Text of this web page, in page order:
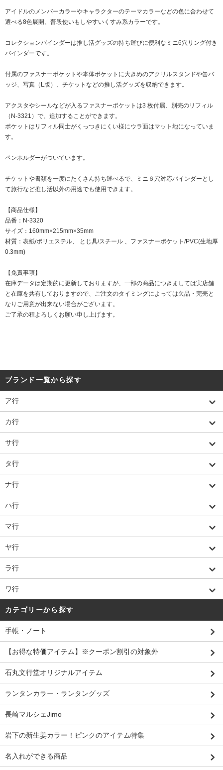
アイドルのメンバーカラーやキャラクターのテーマカラーなどの色に合わせて
選べる8色展開、普段使いもしやすいくすみ系カラーです。
コレクションバインダーは推し活グッズの持ち運びに便利なミニ6穴リング付き
バインダーです。
付属のファスナーポケットや本体ポケットに大きめのアクリルスタンドや缶バ
ッジ、写真（L版）、チケットなどの推し活グッズを収納できます。
アクスタやシールなどが入るファスナーポケットは3 枚付属、別売のリフィル
（N-3321）で、追加することができます。
ポケットはリフィル同士がくっつきにくい様にウラ面はマット地になっていま
す。
ペンホルダーがついています。
チケットや書類を一度にたくさん持ち運べるで、ミニ６穴対応バインダーとし
て旅行など推し活以外の用途でも使用できます。
【商品仕様】
品番：N-3320
サイズ：160mm×215mm×35mm
材質：表紙/ポリエステル、 とじ具/スチール 、ファスナーポケット/PVC(生地厚
0.3mm)
【免責事項】
在庫データは定期的に更新しておりますが、一部の商品につきましては実店舗
と在庫を共有しておりますので、ご注文のタイミングによっては欠品・完売と
なりご用意が出来ない場合がございます。
ご了承の程よろしくお願い申し上げます。
ブランド一覧から探す
ア行
カ行
サ行
タ行
ナ行
ハ行
マ行
ヤ行
ラ行
ワ行
カテゴリーから探す
手帳・ノート
【お得な特価アイテム】※クーポン割引の対象外
石丸文行堂オリジナルアイテム
ランタンカラー・ランタングッズ
長崎マルシェJimo
岩下の新生姜カラー！ピンクのアイテム特集
名入れができる商品